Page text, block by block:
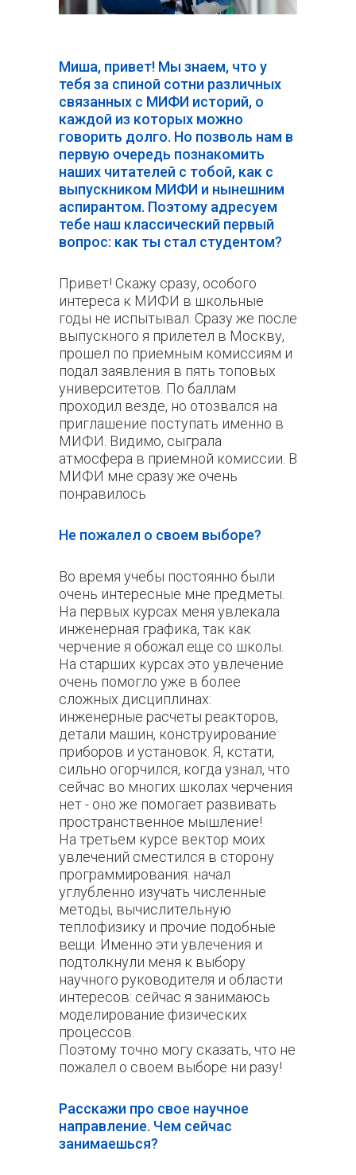
Миша, привет! Мы знаем, что у
тебя за спиной сотни различных
связанных с МИФИ историй, о
каждой из которых можно
говорить долго. Но позволь нам в
первую очередь познакомить
наших читателей с тобой, как с
выпускником МИФИ и нынешним
аспирантом. Поэтому адресуем
тебе наш классический первый
вопрос: как ты стал студентом?
Привет! Скажу сразу, особого
интереса к МИФИ в школьные
годы не испытывал. Сразу же после
выпускного я прилетел в Москву,
прошел по приемным комиссиям и
подал заявления в пять топовых
университетов. По баллам
проходил везде, но отозвался на
приглашение поступать именно в
МИФИ. Видимо, сыграла
атмосфера в приемной комиссии. В
МИФИ мне сразу же очень
понравилось
Не пожалел о своем выборе?
Во время учебы постоянно были
очень интересные мне предметы.
На первых курсах меня увлекала
инженерная графика, так как
черчение я обожал еще со школы.
На старших курсах это увлечение
очень помогло уже в более
сложных дисциплинах:
инженерные расчеты реакторов,
детали машин, конструирование
приборов и установок. Я, кстати,
сильно огорчился, когда узнал, что
сейчас во многих школах черчения
нет - оно же помогает развивать
пространственное мышление!
На третьем курсе вектор моих
увлечений сместился в сторону
программирования: начал
углубленно изучать численные
методы, вычислительную
теплофизику и прочие подобные
вещи. Именно эти увлечения и
подтолкнули меня к выбору
научного руководителя и области
интересов: сейчас я занимаюсь
моделирование физических
процессов.
Поэтому точно могу сказать, что не
пожалел о своем выборе ни разу!
Расскажи про свое научное
направление. Чем сейчас
занимаешься?